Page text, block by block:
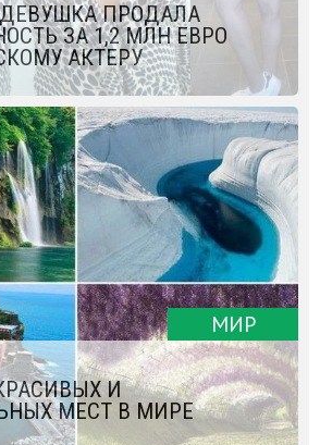
ДЕВУШКА ПРОДАЛА
ЗА 1,2 МЛН ЕВРО
АКТЕРУ
МИР
И
МЕСТ В МИРЕ